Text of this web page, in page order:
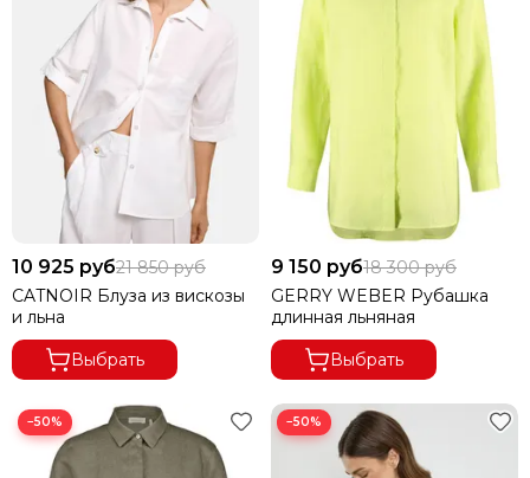
10 925 руб21 850 руб
CATNOIR Блуза из вискозы
и льна
Выбрать
9 150 руб18 300 руб
GERRY WEBER Рубашка
длинная льняная
Выбрать
−50% −50%